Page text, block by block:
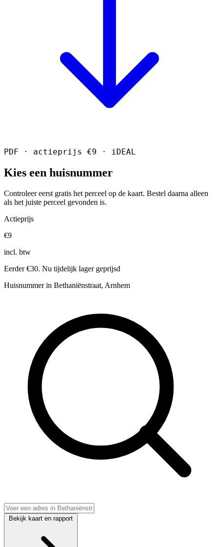
PDF · actieprijs €9 · iDEAL
Kies een huisnummer
Controleer eerst gratis het perceel op de kaart. Bestel daarna alleen
als het juiste perceel gevonden is.
Actieprijs
€9
incl. btw
Eerder €30. Nu tijdelijk lager geprijsd
Huisnummer in Bethaniënstraat, Arnhem
Bekijk kaart en rapport